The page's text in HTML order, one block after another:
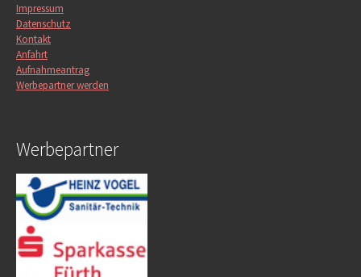
Impressum
Datenschutz
Kontakt
Anfahrt
Aufnahmeantrag
Werbepartner werden
Werbepartner